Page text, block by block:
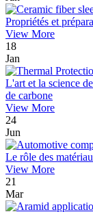
Propriétés et
View More
18
Jan
L'art et la science
de carbone
View More
24
Jun
Le rôle des
View More
21
Mar